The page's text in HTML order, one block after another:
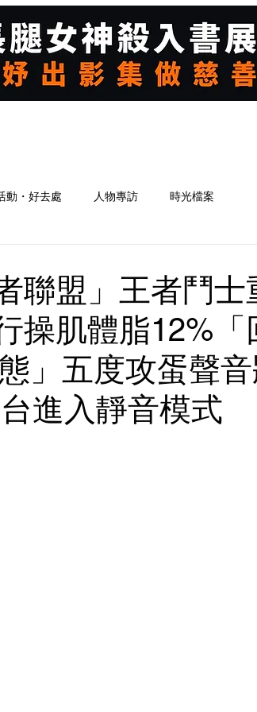
動・好去處 人物專訪 時光檔案
聯盟」王者鬥士
操肌體脂12%「
」五度攻蛋聲
進入靜音模式